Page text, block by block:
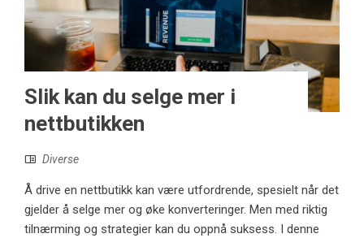
Slik kan du selge mer i
nettbutikken
Diverse
Å drive en nettbutikk kan være utfordrende, spesielt når det
gjelder å selge mer og øke konverteringer. Men med riktig
tilnærming og strategier kan du oppnå suksess. I denne